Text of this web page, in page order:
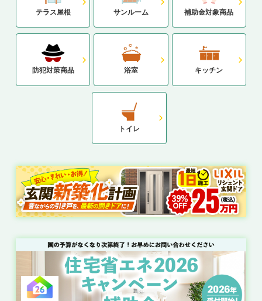
テラス屋根 サンルーム 補助金対象商品
防犯対策商品 浴室 キッチン
トイレ